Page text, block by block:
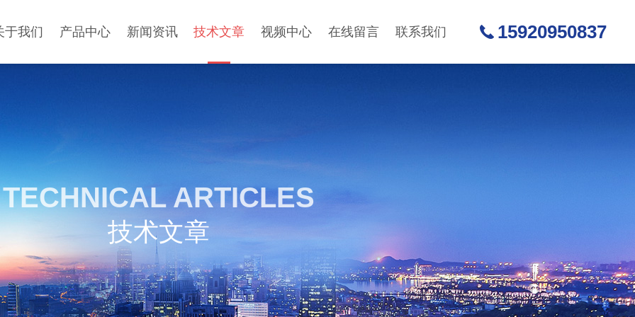
于我们 产品中心 新闻资讯 技术文章 视频中心 在线留言 联系我们 15920950837
TECHNICAL ARTICLES
技术文章